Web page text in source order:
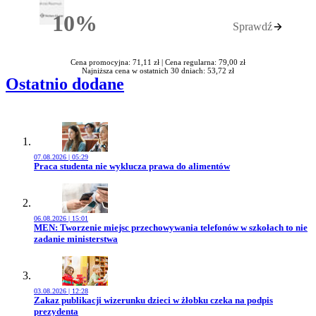
10%Rabatu Sprawdź
Cena promocyjna: 71,11 zł | Cena regularna: 79,00 zł
Najniższa cena w ostatnich 30 dniach: 53,72 zł
Ostatnio dodane
07.08.2026 | 05:29
Przejdź do artykułu:
Praca studenta nie wyklucza prawa do alimentów
06.08.2026 | 15:01
Przejdź do artykułu:
MEN: Tworzenie miejsc przechowywania telefonów w szkołach to nie
zadanie ministerstwa
03.08.2026 | 12:28
Przejdź do artykułu:
Zakaz publikacji wizerunku dzieci w żłobku czeka na podpis
prezydenta